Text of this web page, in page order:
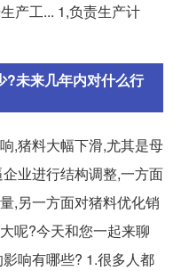
产工... 1,负责生产计
?未来几年内对什么行
,猪料大幅下滑,尤其是母
业进行结构调整,一方面
,另一方面对猪料优化销
呢?今天和您一起来聊
响有哪些? 1.很多人都